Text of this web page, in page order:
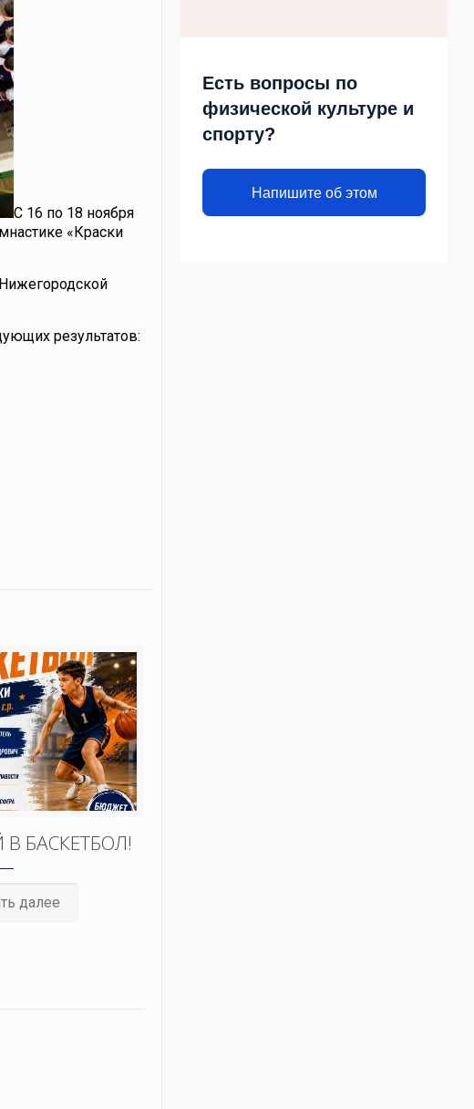
С 16 по 18 ноября
«Краски
результатов:
БАСКЕТБОЛ!
далее
Есть вопросы по
физической культуре и
спорту?
Напишите об этом